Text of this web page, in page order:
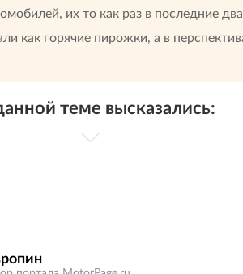
их то как раз в последние два
как горячие пирожки, а в
теме высказались: